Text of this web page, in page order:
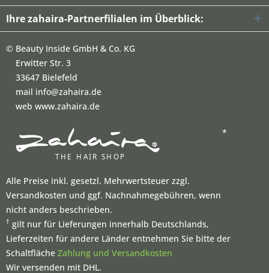
Ihre zahaira-Partnerfilialen im Überblick:
© Beauty Inside GmbH & Co. KG
Erwitter Str. 3
33647 Bielefeld
mail info@zahaira.de
web www.zahaira.de
*
Alle Preise inkl. gesetzl. Mehrwertsteuer zzgl.
Versandkosten und ggf. Nachnahmegebühren, wenn
nicht anders beschrieben.
† gilt nur für Lieferungen innerhalb Deutschlands,
Lieferzeiten für andere Länder entnehmen Sie bitte der
Schaltfläche Zahlung und Versandkosten
Wir versenden mit DHL.